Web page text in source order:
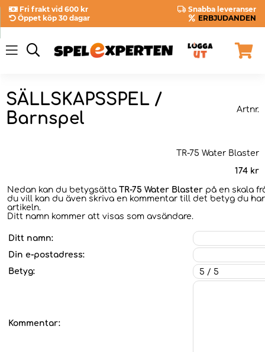
Fri frakt vid 600 kr
Snabba leveranser
Öppet köp 30 dagar
ERBJUDANDEN
SÄLLSKAPSSPEL /
Barnspel
Artnr.
TR-75 Water Blaster
174 kr
Nedan kan du betygsätta TR-75 Water Blaster på en skala
du vill kan du även skriva en kommentar till det betyg du
artikeln.
Ditt namn kommer att visas som avsändare.
Ditt namn:
Din e-postadress:
Betyg:
Kommentar: